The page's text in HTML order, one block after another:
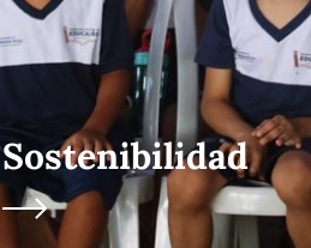
Sostenibilidad